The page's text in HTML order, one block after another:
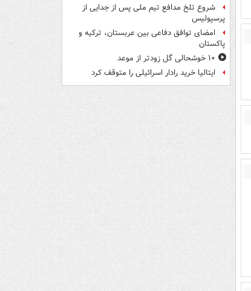
شروع تلخ مدافع تیم ملی پس از جدایی از
پرسپولیس
امضای توافق دفاعی بین عربستان، ترکیه و
پاکستان
۱۰ خوشحالی گل زودتر از موعد
ایتالیا خرید رادار اسرائیلی را متوقف کرد